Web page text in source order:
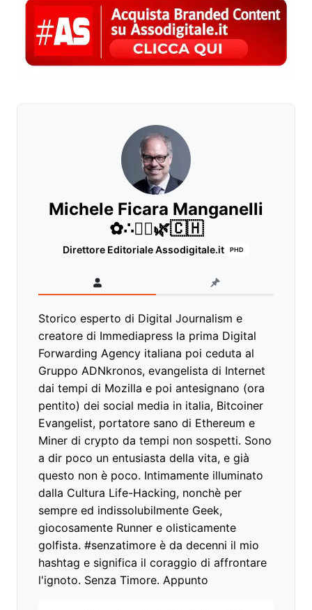
Michele Ficara Manganelli
✿∴♛🌿🇨🇭
Direttore Editoriale Assodigitale.it PHD
Storico esperto di Digital Journalism e
creatore di Immediapress la prima Digital
Forwarding Agency italiana poi ceduta al
Gruppo ADNkronos, evangelista di Internet
dai tempi di Mozilla e poi antesignano (ora
pentito) dei social media in italia, Bitcoiner
Evangelist, portatore sano di Ethereum e
Miner di crypto da tempi non sospetti. Sono
a dir poco un entusiasta della vita, e già
questo non è poco. Intimamente illuminato
dalla Cultura Life-Hacking, nonchè per
sempre ed indissolubilmente Geek,
giocosamente Runner e olisticamente
golfista. #senzatimore è da decenni il mio
hashtag e significa il coraggio di affrontare
l'ignoto. Senza Timore. Appunto